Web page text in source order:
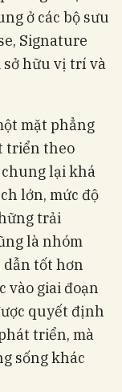
ở các bộ sưu
Signature
sở hữu vị trí và
mặt phẳng
triển theo
lại khá
lớn, mức độ
trải
là nhóm
dẫn tốt hơn
vào giai đoạn
quyết định
triển, mà
sống khác